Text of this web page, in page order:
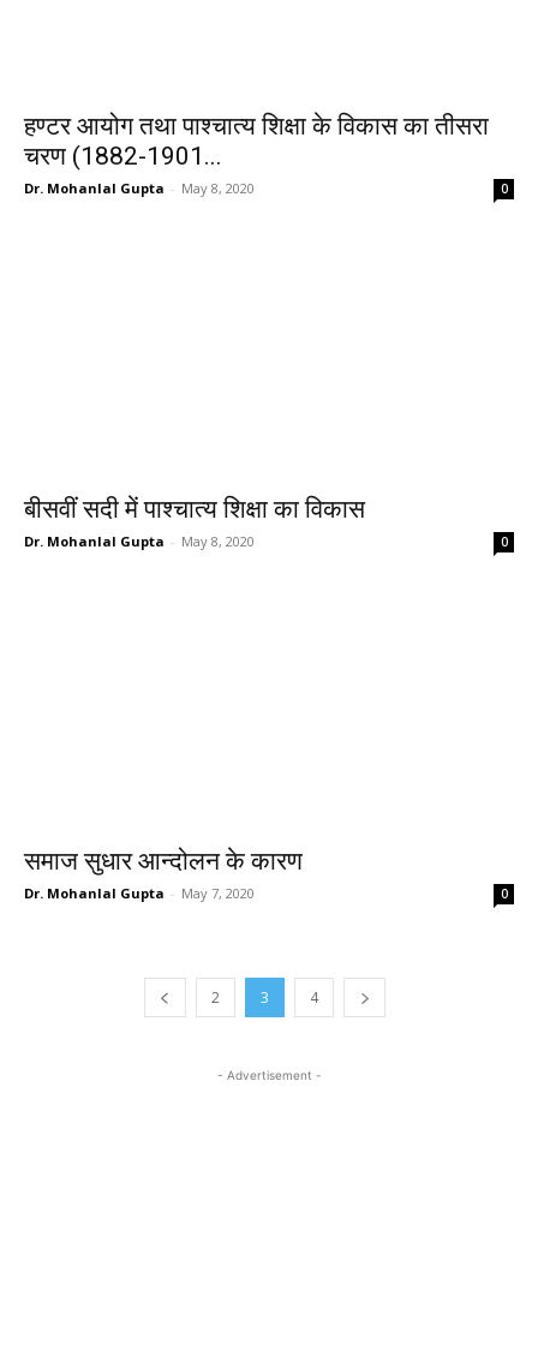
हण्टर आयोग तथा पाश्चात्य शिक्षा के विकास का तीसरा
चरण (1882-1901...
Dr. Mohanlal Gupta - May 8, 2020 0
बीसवीं सदी में पाश्चात्य शिक्षा का विकास
Dr. Mohanlal Gupta - May 8, 2020 0
समाज सुधार आन्दोलन के कारण
Dr. Mohanlal Gupta - May 7, 2020 0
2 3 4
- Advertisement -